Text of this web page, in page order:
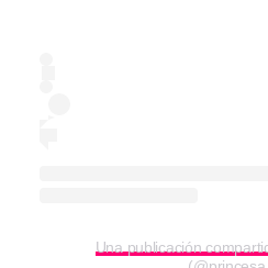
Una publicación